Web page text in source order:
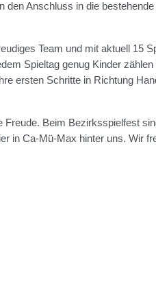
den Anschluss in die
Team und mit aktuell 15
Spieltag genug Kinder
ersten Schritte in Richtung
Freude. Beim Bezirksspielfest
in Ca-Mü-Max hinter uns. Wir